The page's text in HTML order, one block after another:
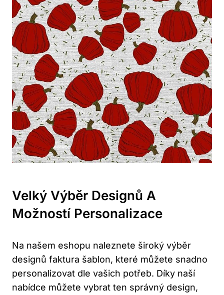
Velký Výběr Designů A
Možností Personalizace
Na našem eshopu naleznete široký výběr⁤
designů faktura šablon, které můžete snadno
personalizovat dle vašich potřeb. Díky ⁤naší
‍nabídce můžete vybrat ten správný design,